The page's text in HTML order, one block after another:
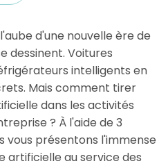
d'une nouvelle ère de
dessinent. Voitures
intelligents en
Mais comment tirer
dans les activités
? À l'aide de 3
vous présentons l'immense
artificielle au service des